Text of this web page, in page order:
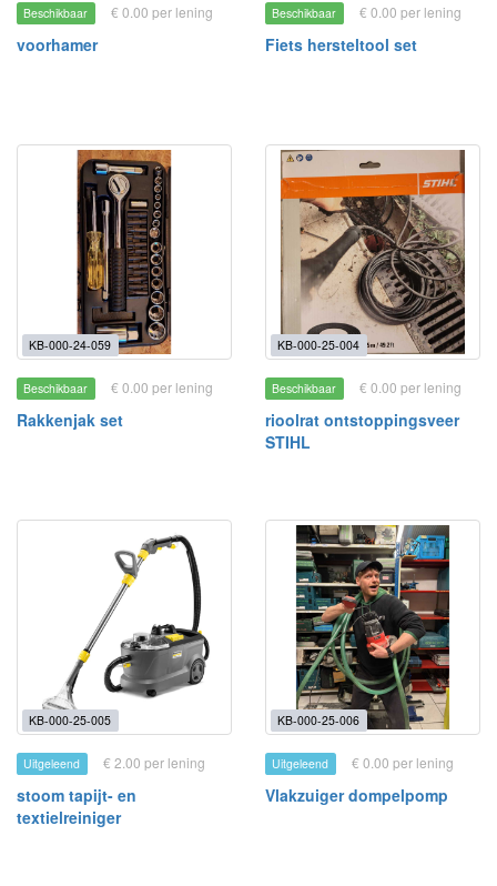
Beschikbaar € 0.00 per lening
voorhamer
Beschikbaar € 0.00 per lening
Fiets hersteltool set
KB-000-24-059
Beschikbaar € 0.00 per lening
Rakkenjak set
KB-000-25-004
Beschikbaar € 0.00 per lening
rioolrat ontstoppingsveer
STIHL
KB-000-25-005
Uitgeleend € 2.00 per lening
stoom tapijt- en
textielreiniger
KB-000-25-006
Uitgeleend € 0.00 per lening
Vlakzuiger dompelpomp